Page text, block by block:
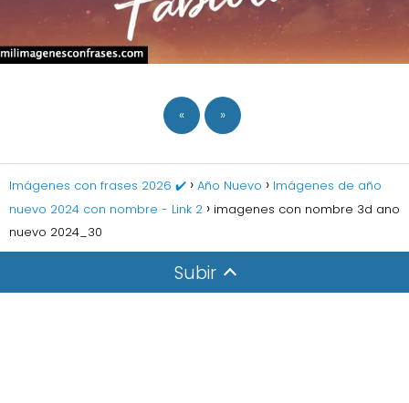
« »
Imágenes con frases 2026 ✔️ Año Nuevo
Imágenes de año
nuevo 2024 con nombre - Link 2
imagenes con nombre 3d ano
nuevo 2024_30
Subir